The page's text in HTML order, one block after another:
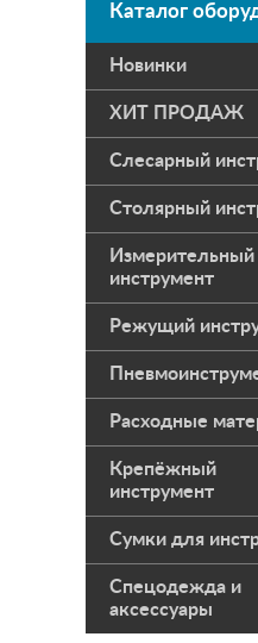
Каталог
Новинки
ХИТ ПРОДАЖ
Слесарный
Столярный
Измерительный
инструмент
Режущий
Расходные
Крепёжный
инструмент
Сумки для
Спецодежда и
аксессуары